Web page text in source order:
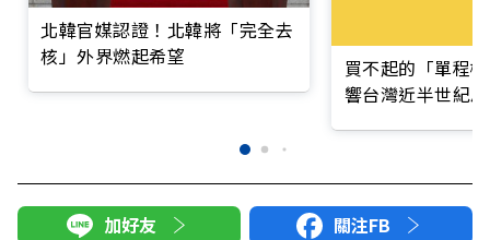
北韓官媒認證！北韓將「完全去
核」外界燃起希望
買不起的「單程
響台灣近半世紀
加好友 關注FB